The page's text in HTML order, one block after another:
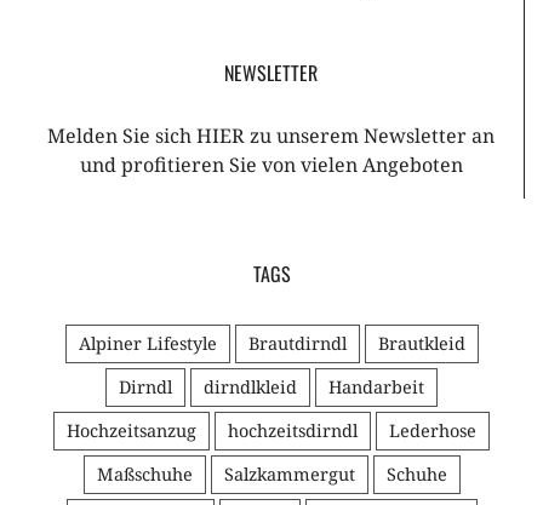
NEWSLETTER
Melden Sie sich HIER zu unserem Newsletter an
und profitieren Sie von vielen Angeboten
TAGS
Alpiner Lifestyle Brautdirndl
Brautkleid
Dirndl
dirndlkleid
Handarbeit
Hochzeitsanzug
hochzeitsdirndl
Lederhose
Maßschuhe
Salzkammergut Schuhe